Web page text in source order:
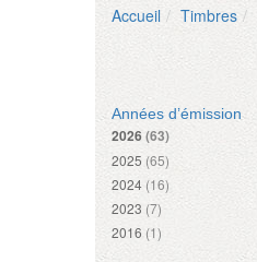
Accueil Timbres
Années d’émission
2026(63)
2025 (65)
2024 (16)
2023 (7)
2016 (1)